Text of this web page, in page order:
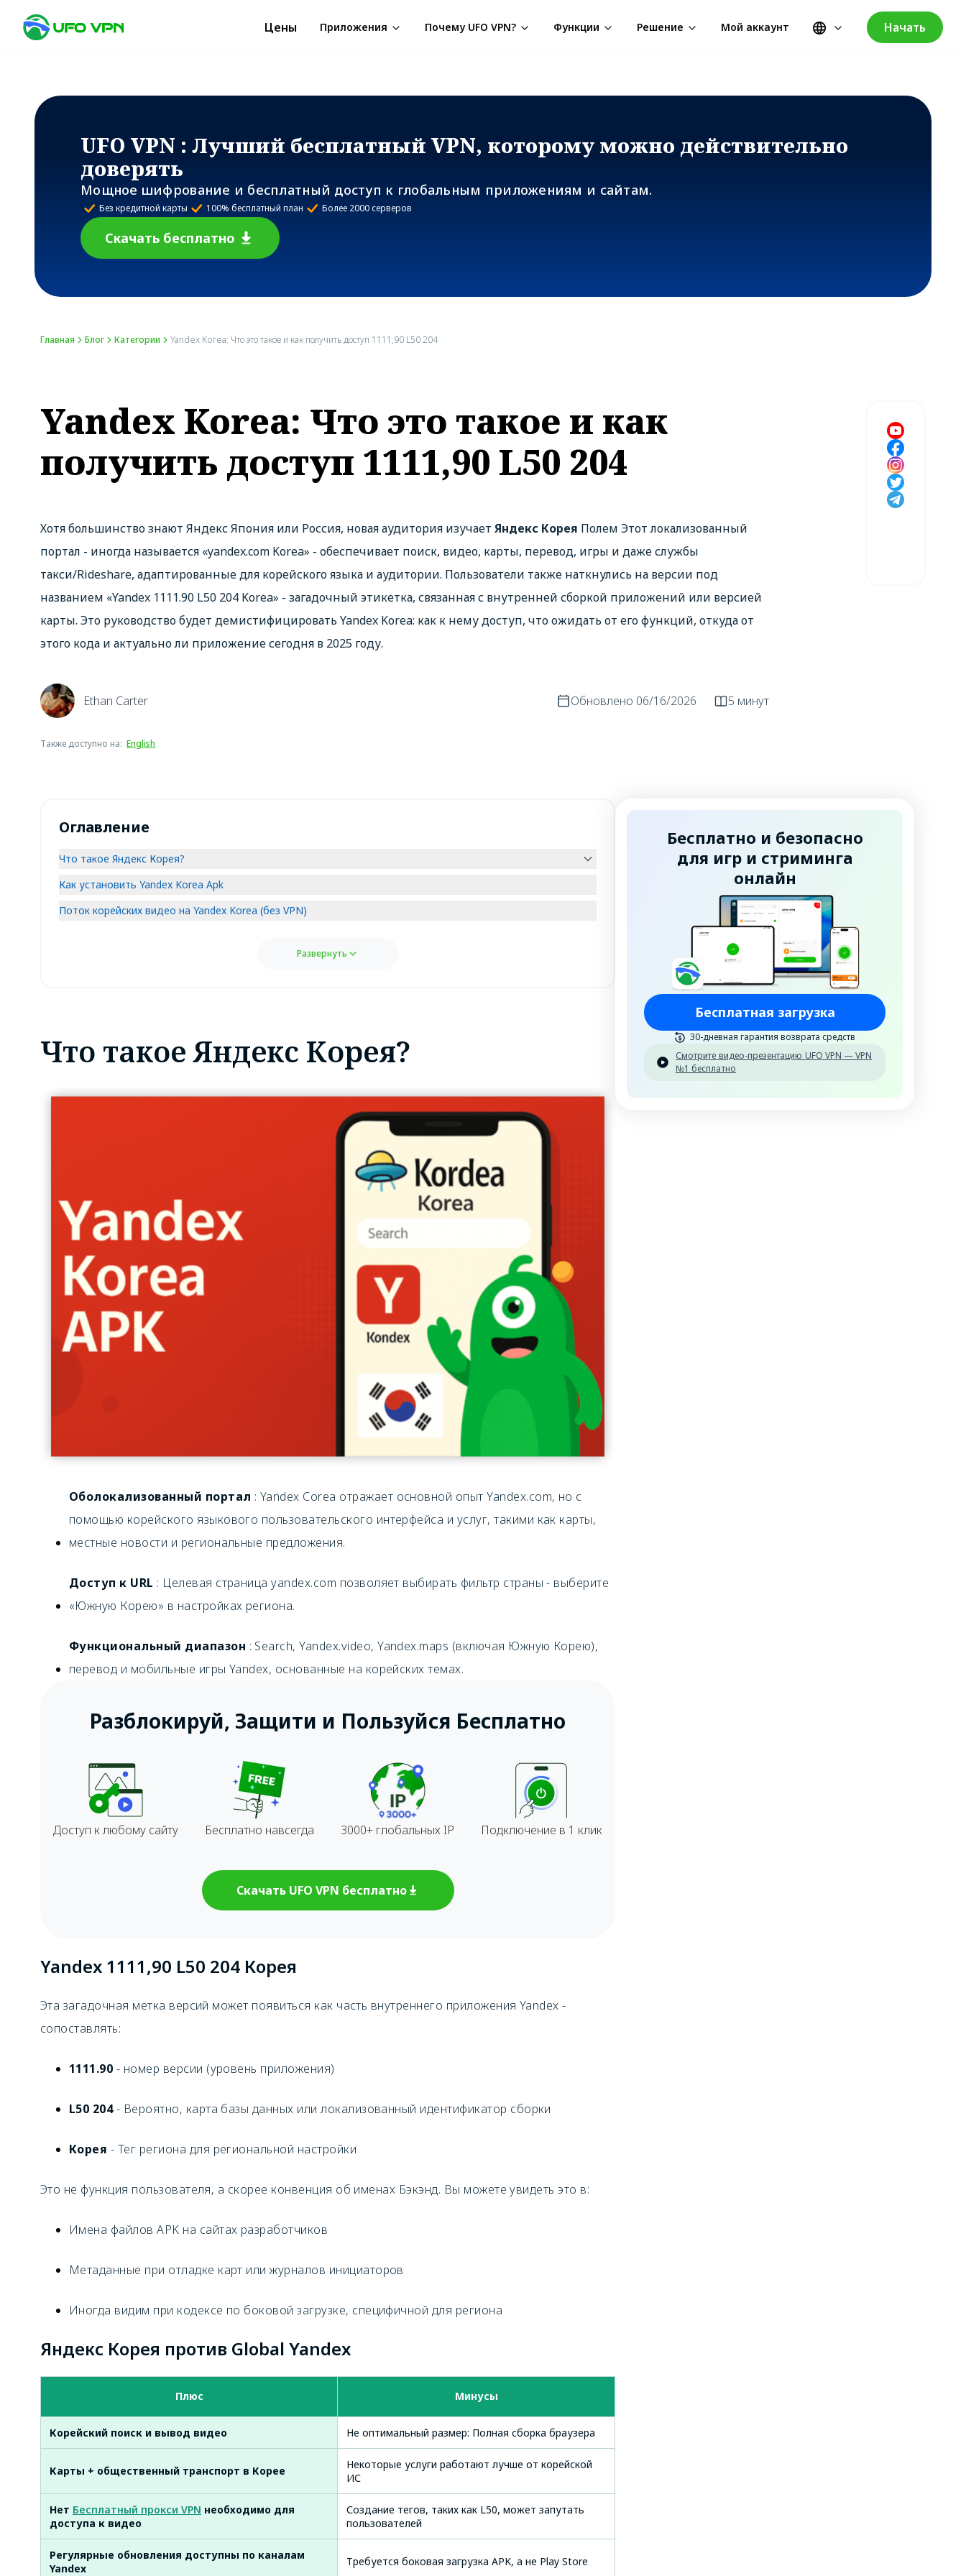
Цены Приложения Почему UFO VPN? Функции Решение Мой аккаунт Начать
UFO VPN : Лучший бесплатный VPN, которому можно действительно
доверять
Мощное шифрование и бесплатный доступ к глобальным приложениям и сайтам.
Без кредитной карты 100% бесплатный план Более 2000 серверов
Скачать бесплатно
Главная Блог Категории Yandex Korea: Что это такое и как получить доступ 1111,90 L50 204
Yandex Korea: Что это такое и как
получить доступ 1111,90 L50 204
Хотя большинство знают Яндекс Япония или Россия, новая аудитория изучает Яндекс Корея Полем Этот локализованный
портал - иногда называется «yandex.com Korea» - обеспечивает поиск, видео, карты, перевод, игры и даже службы
такси/Rideshare, адаптированные для корейского языка и аудитории. Пользователи также наткнулись на версии под
названием «Yandex 1111.90 L50 204 Korea» - загадочный этикетка, связанная с внутренней сборкой приложений или версией
карты. Это руководство будет демистифицировать Yandex Korea: как к нему доступ, что ожидать от его функций, откуда от
этого кода и актуально ли приложение сегодня в 2025 году.
Ethan Carter Обновлено 06/16/2026 5 минут
Также доступно на: English
Оглавление
Что такое Яндекс Корея?
Как установить Yandex Korea Apk
Поток корейских видео на Yandex Korea (без VPN)
Развернуть
Что такое Яндекс Корея?
Оболокализованный портал : Yandex Corea отражает основной опыт Yandex.com, но с
помощью корейского языкового пользовательского интерфейса и услуг, такими как карты,
местные новости и региональные предложения.
Доступ к URL : Целевая страница yandex.com позволяет выбирать фильтр страны - выберите
«Южную Корею» в настройках региона.
Функциональный диапазон : Search, Yandex.video, Yandex.maps (включая Южную Корею),
перевод и мобильные игры Yandex, основанные на корейских темах.
Разблокируй, Защити и Пользуйся Бесплатно
Доступ к любому сайту Бесплатно навсегда 3000+ глобальных IP Подключение в 1 клик
Скачать UFO VPN бесплатно
Yandex 1111,90 L50 204 Корея
Эта загадочная метка версий может появиться как часть внутреннего приложения Yandex -
сопоставлять:
1111.90 - номер версии (уровень приложения)
L50 204- Вероятно, карта базы данных или локализованный идентификатор сборки
Корея - Тег региона для региональной настройки
Это не функция пользователя, а скорее конвенция об именах Бэкэнд. Вы можете увидеть это в:
Имена файлов APK на сайтах разработчиков
Метаданные при отладке карт или журналов инициаторов
Иногда видим при кодексе по боковой загрузке, специфичной для региона
Яндекс Корея против Global Yandex
Плюс Минусы
Корейский поиск и вывод видео Не оптимальный размер: Полная сборка браузера
Карты + общественный транспорт в Корее
Некоторые услуги работают лучше от корейской
ИС
Нет Бесплатный прокси VPN необходимо для
доступа к видео
Создание тегов, таких как L50, может запутать
пользователей
Регулярные обновления доступны по каналам
Yandex
Требуется боковая загрузка APK, а не Play Store
Бесплатно и безопасно
для игр и стриминга
онлайн
Бесплатная загрузка
30-дневная гарантия возврата средств
Смотрите видео-презентацию UFO VPN — VPN
№1 бесплатно